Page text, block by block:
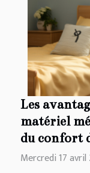
Les
matériel
du confort
Mercredi 17